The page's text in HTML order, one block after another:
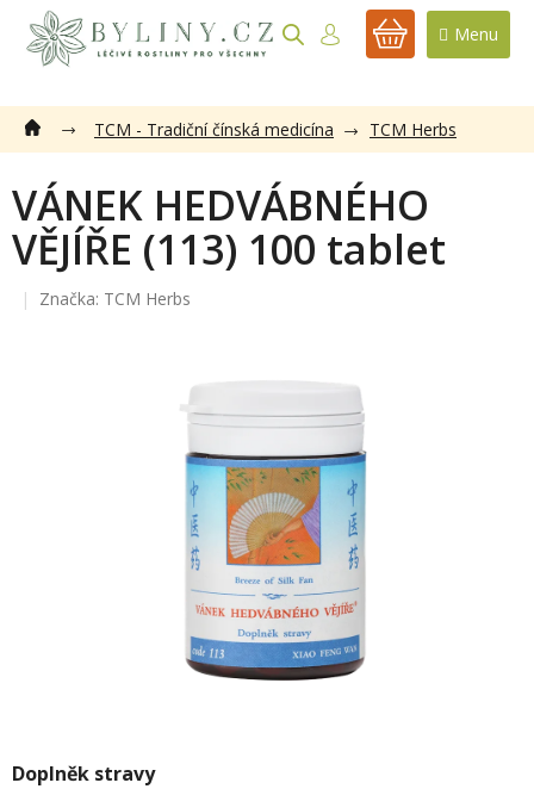
obsah
NÁKUPNÍ
TCM - Tradiční čínská medicína TCM Herbs
VÁNEK HEDVÁBNÉHO
VĚJÍŘE (113) 100 tablet
Značka: TCM Herbs
Doplněk stravy